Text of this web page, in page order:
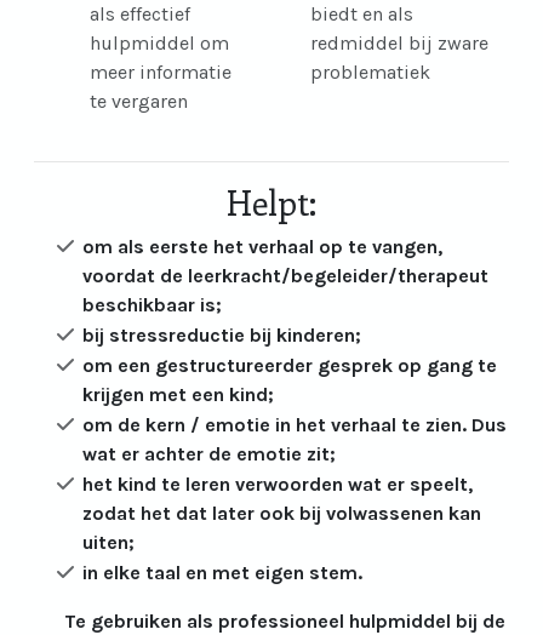
als effectief
hulpmiddel om
meer informatie
te vergaren
biedt en als
redmiddel bij zware
problematiek
Helpt:
om als eerste het verhaal op te vangen,
voordat de leerkracht/begeleider/therapeut
beschikbaar is;
bij stressreductie bij kinderen;
om een gestructureerder gesprek op gang te
krijgen met een kind;
om de kern / emotie in het verhaal te zien. Dus
wat er achter de emotie zit;
het kind te leren verwoorden wat er speelt,
zodat het dat later ook bij volwassenen kan
uiten;
in elke taal en met eigen stem.
Te gebruiken als professioneel hulpmiddel bij de